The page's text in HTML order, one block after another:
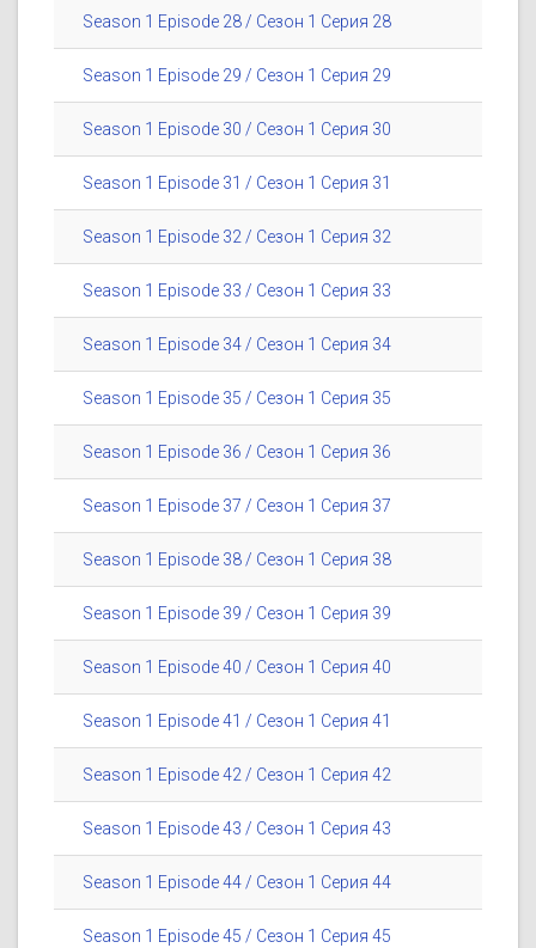
Season 1 Episode 28 / Сезон 1 Серия 28
Season 1 Episode 29 / Сезон 1 Серия 29
Season 1 Episode 30 / Сезон 1 Серия 30
Season 1 Episode 31 / Сезон 1 Серия 31
Season 1 Episode 32 / Сезон 1 Серия 32
Season 1 Episode 33 / Сезон 1 Серия 33
Season 1 Episode 34 / Сезон 1 Серия 34
Season 1 Episode 35 / Сезон 1 Серия 35
Season 1 Episode 36 / Сезон 1 Серия 36
Season 1 Episode 37 / Сезон 1 Серия 37
Season 1 Episode 38 / Сезон 1 Серия 38
Season 1 Episode 39 / Сезон 1 Серия 39
Season 1 Episode 40 / Сезон 1 Серия 40
Season 1 Episode 41 / Сезон 1 Серия 41
Season 1 Episode 42 / Сезон 1 Серия 42
Season 1 Episode 43 / Сезон 1 Серия 43
Season 1 Episode 44 / Сезон 1 Серия 44
Season 1 Episode 45 / Сезон 1 Серия 45